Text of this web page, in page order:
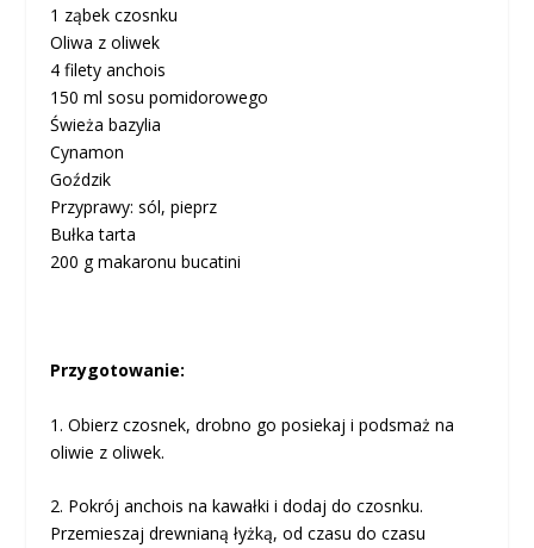
1 ząbek czosnku
Oliwa z oliwek
4 filety anchois
150 ml sosu pomidorowego
Świeża bazylia
Cynamon
Goździk
Przyprawy: sól, pieprz
Bułka tarta
200 g makaronu bucatini
Przygotowanie:
1. Obierz czosnek, drobno go posiekaj i podsmaż na
oliwie z oliwek.
2. Pokrój anchois na kawałki i dodaj do czosnku.
Przemieszaj drewnianą łyżką, od czasu do czasu